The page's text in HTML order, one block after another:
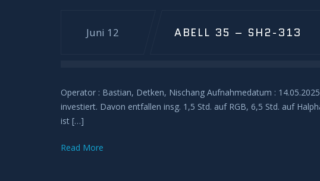
Juni 12 ABELL 35 – SH2-313
Operator : Bastian, Detken, Nischang Aufnahmedatum :
investiert. Davon entfallen insg. 1,5 Std. auf RGB, 6,5 Std. auf
ist […]
Read More